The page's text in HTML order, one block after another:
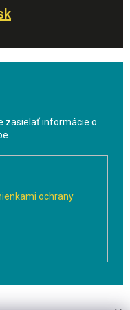
zasielať informácie o
ochrany